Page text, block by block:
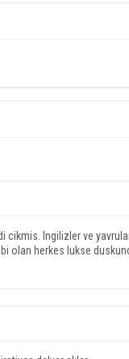
Ingilizler ve
olan herkes lukse